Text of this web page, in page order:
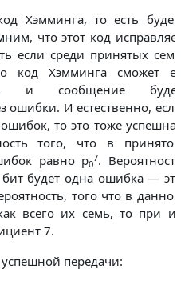
Хэмминга, то есть
что этот код
если среди принятых
код Хэмминга сможет
и сообщение
ошибки. И естественно,
то это тоже
того, что в
равно p0
7.
будет одна ошибка —
того что в
всего их семь, то при
7.
передачи: